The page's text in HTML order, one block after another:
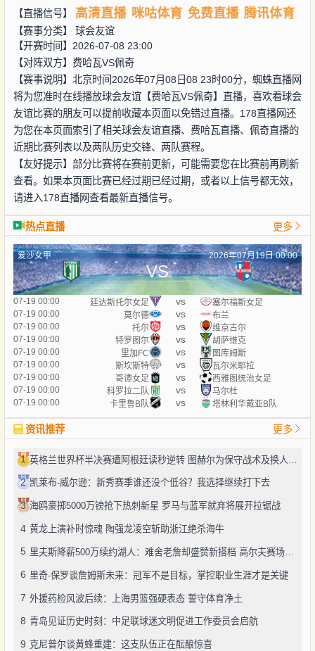
【直播信号】
高清直播 咪咕体育 免费直播 腾讯体育
【赛事分类】 球会友谊
【开赛时间】2026-07-08 23:00
【对阵双方】 费哈瓦VS佩奇
【赛事说明】北京时间2026年07月08日08 23时00分，蜘蛛直播网
将为您准时在线播放球会友谊【费哈瓦VS佩奇】直播，喜欢看球会
友谊比赛的朋友可以提前收藏本页面以免错过直播。178直播网还
为您在本页面索引了相关球会友谊直播、费哈瓦直播、佩奇直播的
近期比赛列表以及两队历史交锋、两队赛程。
【友好提示】部分比赛将在赛前更新，可能需要您在比赛前再刷新
查看。如果本页面比赛已经过期已经过期，或者以上信号都无效，
请进入178直播网查看最新直播信号。
热点直播 更多
爱沙女甲 2026年07月19日 00:00
VS
07-19 00:00 廷达斯托尔女足 vs
塞尔福斯女足
07-19 00:00
莫尔德 vs
布兰
07-19 00:00
托尔 vs
维京古尔
07-19 00:00
特罗图尔 vs
胡萨维克
07-19 00:00
里加FC vs
图库姆斯
07-19 00:00
斯坎斯特 vs
瓦尔米耶拉
07-19 00:00
哥谭女足 vs
西雅图统治女足
07-19 00:00
科罗拉二队 vs
马尔杜
07-19 00:00
卡里鲁B队 vs 塔林利华戴亚B队
资讯推荐 更多
1
2 凯莱布-威尔逊：新秀赛季谁还没个低谷？我选择继续打下去
3 海鸥豪掷5000万镑抢下热刺新星 罗马与蓝军就弃将展开拉锯战
4 黄龙上演补时惊魂 陶强龙凌空斩助浙江绝杀海牛
5 里夫斯降薪500万续约湖人：难舍老詹却盛赞新搭档 高尔夫赛场透露真性情
6 里奇-保罗谈詹姆斯未来：冠军不是目标，掌控职业生涯才是关键
7 外援药检风波后续：上海男篮强硬表态 誓守体育净土
8 青岛见证历史时刻：中足联球迷文明促进工作委员会启航
9 克尼普尔谈黄蜂重建：这支队伍正在酝酿惊喜